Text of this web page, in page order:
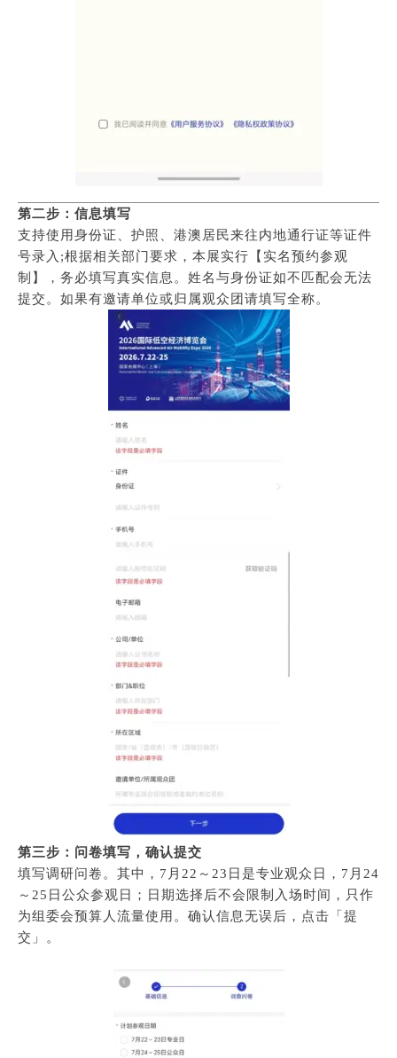
第二步：信息填写
支持使用身份证、护照、港澳居民来往内地通行证等证件
号录入;根据相关部门要求，本展实行【实名预约参观
制】，务必填写真实信息。姓名与身份证如不匹配会无法
提交。如果有邀请单位或归属观众团请填写全称。
第三步：问卷填写，确认提交
填写调研问卷。其中，7月22～23日是专业观众日，7月24
～25日公众参观日；日期选择后不会限制入场时间，只作
为组委会预算人流量使用。确认信息无误后，点击「提
交」。